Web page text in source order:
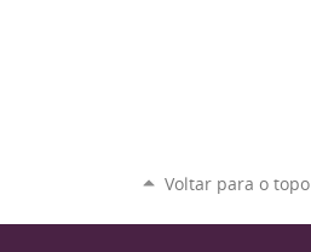
Voltar para o topo